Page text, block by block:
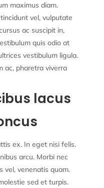
maximus diam.
vel, vulputate
ac suscipit in,
quis odio at
vestibulum ligula.
ac, pharetra viverra
lacus
ex. In eget nisi felis.
arcu. Morbi nec
vel, venenatis quam.
sed et turpis.